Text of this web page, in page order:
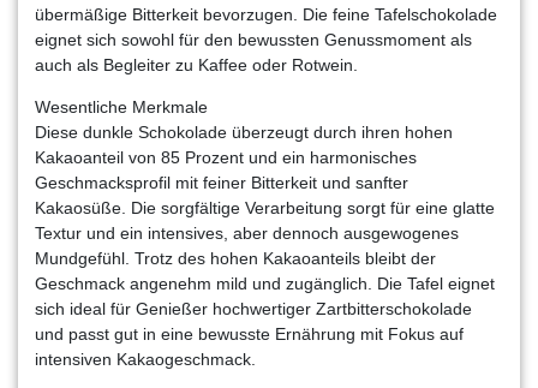
übermäßige Bitterkeit bevorzugen. Die feine Tafelschokolade
eignet sich sowohl für den bewussten Genussmoment als
auch als Begleiter zu Kaffee oder Rotwein.
Wesentliche Merkmale
Diese dunkle Schokolade überzeugt durch ihren hohen
Kakaoanteil von 85 Prozent und ein harmonisches
Geschmacksprofil mit feiner Bitterkeit und sanfter
Kakaosüße. Die sorgfältige Verarbeitung sorgt für eine glatte
Textur und ein intensives, aber dennoch ausgewogenes
Mundgefühl. Trotz des hohen Kakaoanteils bleibt der
Geschmack angenehm mild und zugänglich. Die Tafel eignet
sich ideal für Genießer hochwertiger Zartbitterschokolade
und passt gut in eine bewusste Ernährung mit Fokus auf
intensiven Kakaogeschmack.